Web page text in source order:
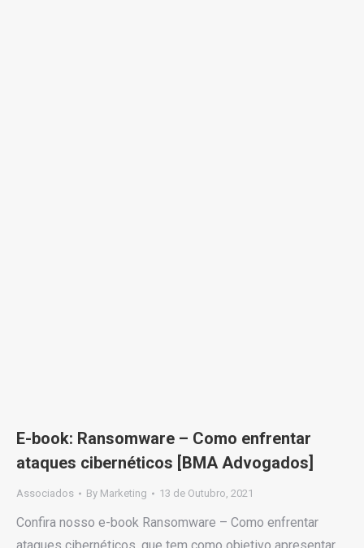
E-book: Ransomware – Como enfrentar
ataques cibernéticos [BMA Advogados]
Associados By Marketing 13 de Outubro, 2021
Confira nosso e-book Ransomware – Como enfrentar